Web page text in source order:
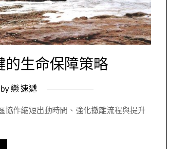
的生命保障策略
by戀 速遞
協作縮短出動時間、強化撤離流程與提升